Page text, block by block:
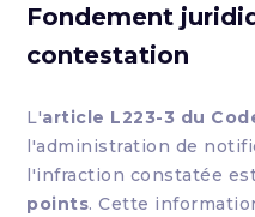
Fondement
contestation
L'article L223-3 du
l'administration de
l'infraction constatée
points. Cette